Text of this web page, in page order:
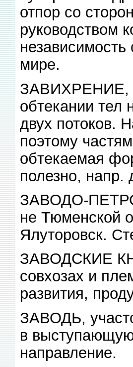
отпор со
руководством
мире.
ЗАВИХРЕНИЕ,
обтекании тел
двух потоков.
поэтому
обтекаемая
полезно, напр.
ЗАВОДО-
не Тюменской
Ялуторовск.
ЗАВОДСКИЕ
совхозах и
развития,
ЗАВОДЬ,
в выступающую
направление.